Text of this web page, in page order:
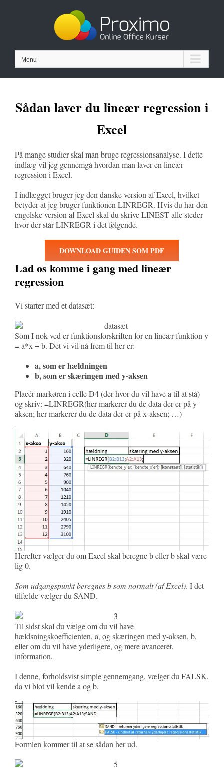
Menu
Sådan laver du lineær regression i
Excel
På mange studier skal man bruge regressionsanalyse. I dette
indlæg vil jeg gennemgå hvordan man laver en lineær
regression i Excel.
I indlægget bruger jeg den danske version af Excel, hvilket
betyder at jeg bruger funktionen LINREGR. Hvis du har den
engelske version af Excel skal du skrive LINEST alle steder
hvor der står LINREGR i det følgende.
DOWNLOAD GUIDEN SOM PDF
Lad os komme i gang med lineær
regression
Vi starter med et datasæt:
Som I nok ved er funktionsforskriften for en lineær funktion y
= a*x + b. Det vi vil nå frem til her er:
a, som er hældningen
b, som er skæringen med y-aksen
Placér markøren i celle D4 (der hvor du vil have a til at stå)
og skriv: =LINREGR(her markerer du de data der er på y-
aksen; her markerer du de data der er på x-aksen; …)
Herefter vælger du om Excel skal beregne b eller b skal være
lig 0.
Som udgangspunkt beregnes b som normalt (af Excel). I det
tilfælde vælger du SAND.
Til sidst skal du vælge om du vil have
hældsningskoefficienten, a, og skæringen med y-aksen, b,
eller om du vil have yderligere, og mere avanceret,
information.
I denne, forholdsvist simple gennemgang, vælger du FALSK,
da vi blot vil kende a og b.
Formlen kommer til at se sådan her ud.